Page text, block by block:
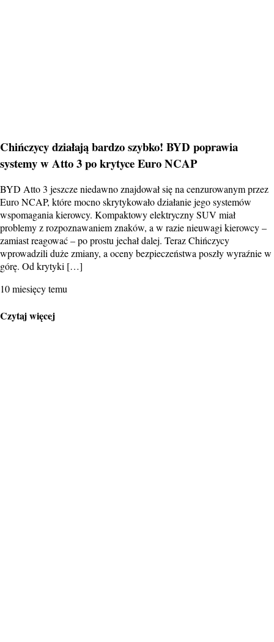
Chińczycy działają bardzo szybko! BYD poprawia
systemy w Atto 3 po krytyce Euro NCAP
BYD Atto 3 jeszcze niedawno znajdował się na cenzurowanym przez
Euro NCAP, które mocno skrytykowało działanie jego systemów
wspomagania kierowcy. Kompaktowy elektryczny SUV miał
problemy z rozpoznawaniem znaków, a w razie nieuwagi kierowcy –
zamiast reagować – po prostu jechał dalej. Teraz Chińczycy
wprowadzili duże zmiany, a oceny bezpieczeństwa poszły wyraźnie w
górę. Od krytyki […]
10 miesięcy temu
Czytaj więcej